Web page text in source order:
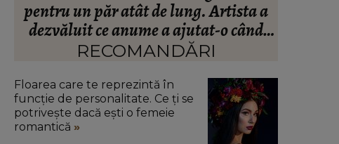
pentru un păr atât de lung. Artista a
dezvăluit ce anume a ajutat-o când
avea probleme cu el: “Am învățat din
RECOMANDĂRI
Floarea care te reprezintă în
funcție de personalitate. Ce ți se
potrivește dacă ești o femeie
romantică